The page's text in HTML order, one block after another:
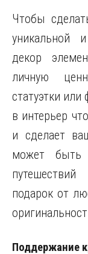
Чтобы
уникальной
декор
личную
статуэтки
в интерьер
и сделает
может быть
подарок от
Поддержание